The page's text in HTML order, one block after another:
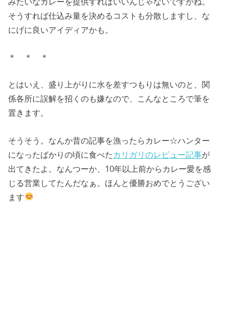
そうすれば仕込み量を決めるコストも分散しますし、な
にげに良いアイディアかも。
＊ ＊ ＊
とはいえ、盛り上がりに水を差すつもりは無いのと、関
係各所に誤解を招くのも嫌なので、こんなところで筆を
置きます。
そうそう。なんか昔の記事を漁ったらカレー☆ハンター
になったばかりの頃に食べたカリガリのレビュー記事が
出てきたよ。なんつーか、10年以上前からカレー愛を感
じる営業してたんだなぁ。ほんと優勝おめでとうござい
ます